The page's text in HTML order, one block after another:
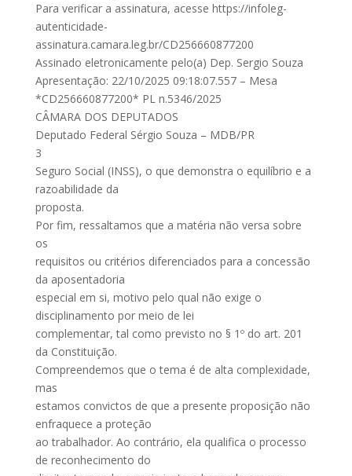
Para verificar a assinatura, acesse https://infoleg-
autenticidade-
assinatura.camara.leg.br/CD256660877200
Assinado eletronicamente pelo(a) Dep. Sergio Souza
Apresentação: 22/10/2025 09:18:07.557 – Mesa
*CD256660877200* PL n.5346/2025
CÂMARA DOS DEPUTADOS
Deputado Federal Sérgio Souza – MDB/PR
3
Seguro Social (INSS), o que demonstra o equilíbrio e a
razoabilidade da
proposta.
Por fim, ressaltamos que a matéria não versa sobre
os
requisitos ou critérios diferenciados para a concessão
da aposentadoria
especial em si, motivo pelo qual não exige o
disciplinamento por meio de lei
complementar, tal como previsto no § 1º do art. 201
da Constituição.
Compreendemos que o tema é de alta complexidade,
mas
estamos convictos de que a presente proposição não
enfraquece a proteção
ao trabalhador. Ao contrário, ela qualifica o processo
de reconhecimento do